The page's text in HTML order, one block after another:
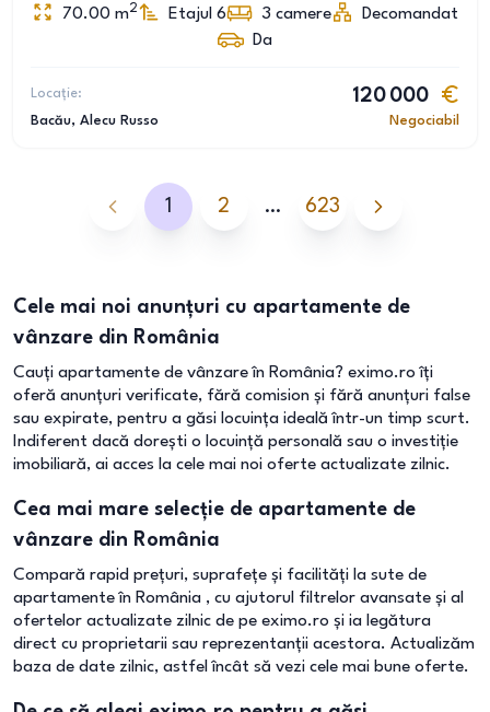
70.00 m2 Etajul 6 3 camere
Decomandat
Da
Locație:
Bacău, Alecu Russo
120 000
Negociabil
1 2 … 623
Cele mai noi anunțuri cu apartamente de
vânzare din România
Cauți apartamente de vânzare în România? eximo.ro îți
oferă anunțuri verificate, fără comision și fără anunțuri false
sau expirate, pentru a găsi locuința ideală într-un timp scurt.
Indiferent dacă dorești o locuință personală sau o investiție
imobiliară, ai acces la cele mai noi oferte actualizate zilnic.
Cea mai mare selecție de apartamente de
vânzare din România
Compară rapid prețuri, suprafețe și facilități la sute de
apartamente în România , cu ajutorul filtrelor avansate și al
ofertelor actualizate zilnic de pe eximo.ro și ia legătura
direct cu proprietarii sau reprezentanții acestora. Actualizăm
baza de date zilnic, astfel încât să vezi cele mai bune oferte.